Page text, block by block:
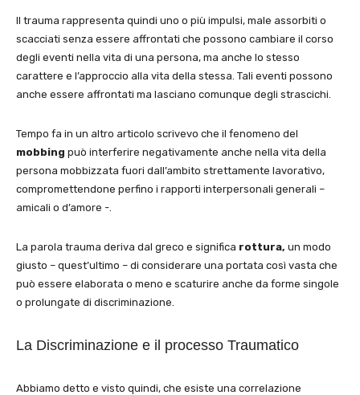
Il trauma rappresenta quindi uno o più impulsi, male assorbiti o
scacciati senza essere affrontati che possono cambiare il corso
degli eventi nella vita di una persona, ma anche lo stesso
carattere e l’approccio alla vita della stessa. Tali eventi possono
anche essere affrontati ma lasciano comunque degli strascichi.
Tempo fa in un altro articolo scrivevo che il fenomeno del
mobbing può interferire negativamente anche nella vita della
persona mobbizzata fuori dall’ambito strettamente lavorativo,
compromettendone perfino i rapporti interpersonali generali –
amicali o d’amore -.
La parola trauma deriva dal greco e significa rottura, un modo
giusto – quest’ultimo – di considerare una portata così vasta che
può essere elaborata o meno e scaturire anche da forme singole
o prolungate di discriminazione.
La Discriminazione e il processo Traumatico
Abbiamo detto e visto quindi, che esiste una correlazione